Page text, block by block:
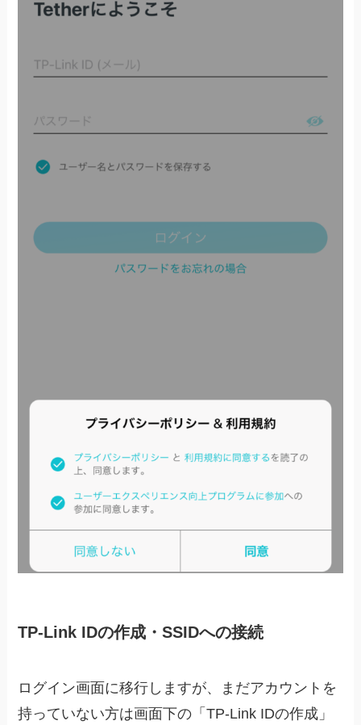
TP-Link IDの作成・SSIDへの接続
ログイン画面に移行しますが、まだアカウントを
持っていない方は画面下の「TP-Link IDの作成」